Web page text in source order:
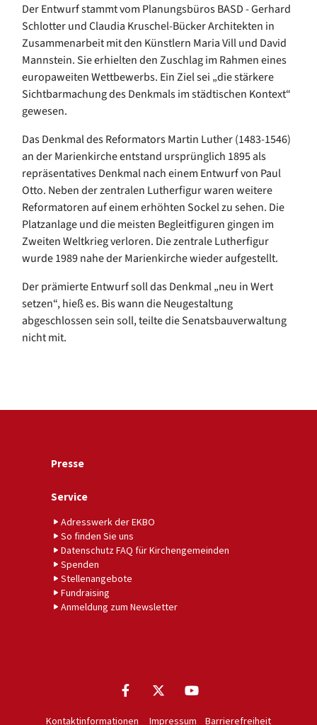
Der Entwurf stammt vom Planungsbüros BASD - Gerhard
Schlotter und Claudia Kruschel-Bücker Architekten in
Zusammenarbeit mit den Künstlern Maria Vill und David
Mannstein. Sie erhielten den Zuschlag im Rahmen eines
europaweiten Wettbewerbs. Ein Ziel sei „die stärkere
Sichtbarmachung des Denkmals im städtischen Kontext“
gewesen.
Das Denkmal des Reformators Martin Luther (1483-1546)
an der Marienkirche entstand ursprünglich 1895 als
repräsentatives Denkmal nach einem Entwurf von Paul
Otto. Neben der zentralen Lutherfigur waren weitere
Reformatoren auf einem erhöhten Sockel zu sehen. Die
Platzanlage und die meisten Begleitfiguren gingen im
Zweiten Weltkrieg verloren. Die zentrale Lutherfigur
wurde 1989 nahe der Marienkirche wieder aufgestellt.
Der prämierte Entwurf soll das Denkmal „neu in Wert
setzen“, hieß es. Bis wann die Neugestaltung
abgeschlossen sein soll, teilte die Senatsbauverwaltung
nicht mit.
Presse
Service
Adresswerk der EKBO
So finden Sie uns
Datenschutz FAQ für Kirchengemeinden
Spenden
Stellenangebote
Fundraising
Anmeldung zum Newsletter
Kontaktinformationen Impressum Barrierefreiheit